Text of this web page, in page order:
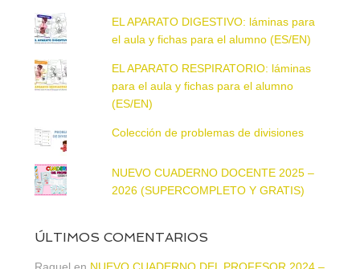
EL APARATO DIGESTIVO: láminas para
el aula y fichas para el alumno (ES/EN)
EL APARATO RESPIRATORIO: láminas
para el aula y fichas para el alumno
(ES/EN)
Colección de problemas de divisiones
NUEVO CUADERNO DOCENTE 2025 –
2026 (SUPERCOMPLETO Y GRATIS)
ÚLTIMOS COMENTARIOS
Raquel en NUEVO CUADERNO DEL PROFESOR 2024 –